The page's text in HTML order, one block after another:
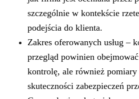
szczególnie w kontekście
podejścia do klienta.
Zakres oferowanych usług –
przegląd powinien
kontrolę, ale również pomiary
skuteczności zabezpieczeń